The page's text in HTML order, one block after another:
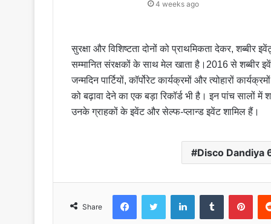
4 weeks ago
सुरक्षा और विशिष्टता दोनों को प्राथमिकता देकर, शब्बीर
सम्मानित संरक्षकों के साथ मेल खाता है।2016 से शब्बीर
जन्मदिन पार्टियों, कॉर्पोरेट कार्यक्रमों और त्योहारों
को बढ़ावा देने का एक बड़ा रिकॉर्ड भी है। इन पांच सालों
उनके ग्राहकों के इवेंट और सेल्फ-प्लान्ड इवेंट शामिल हैं।
Disco Dandiya
Share